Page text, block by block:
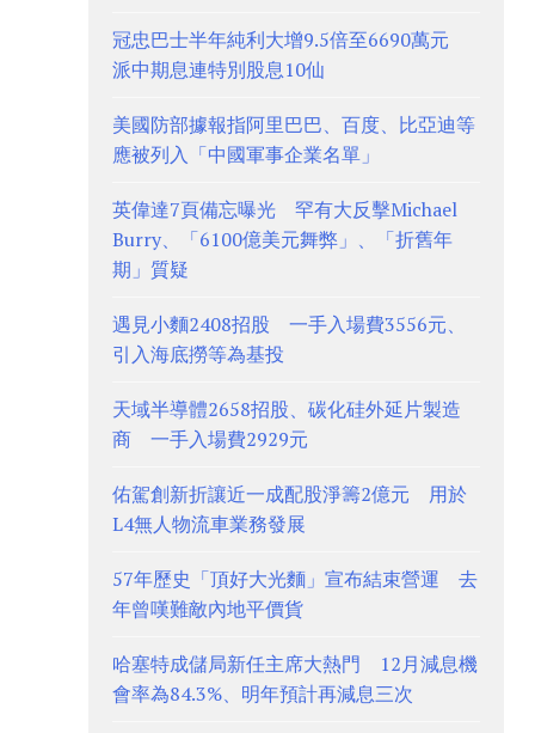
冠忠巴士半年純利大增9.5倍至6690萬元
派中期息連特別股息10仙
美國防部據報指阿里巴巴、百度、比亞迪等
應被列入「中國軍事企業名單」
英偉達7頁備忘曝光 罕有大反擊Michael
Burry、「6100億美元舞弊」、「折舊年
期」質疑
遇見小麵2408招股 一手入場費3556元、
引入海底撈等為基投
天域半導體2658招股、碳化硅外延片製造
商 一手入場費2929元
佑駕創新折讓近一成配股淨籌2億元 用於
L4無人物流車業務發展
57年歷史「頂好大光麵」宣布結束營運 去
年曾嘆難敵內地平價貨
哈塞特成儲局新任主席大熱門 12月減息機
會率為84.3%、明年預計再減息三次